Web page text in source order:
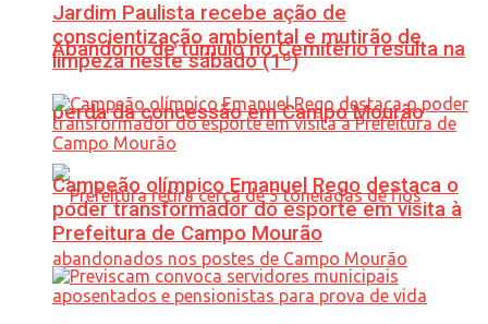
Abandono de túmulo no Cemitério resulta na
perda da concessão em Campo Mourão
Jardim Paulista recebe ação de
conscientização ambiental e mutirão de
limpeza neste sábado (1º)
Campeão olímpico Emanuel Rego destaca o
poder transformador do esporte em visita à
Prefeitura de Campo Mourão